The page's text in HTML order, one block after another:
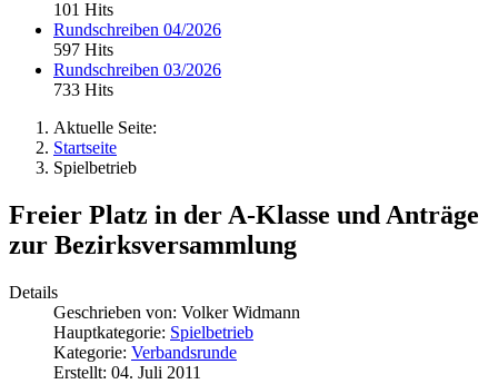
101 Hits
Rundschreiben 04/2026
597 Hits
Rundschreiben 03/2026
733 Hits
Aktuelle Seite:
Startseite
Spielbetrieb
Freier Platz in der A-Klasse und Anträge
zur Bezirksversammlung
Details
Geschrieben von: Volker Widmann
Hauptkategorie: Spielbetrieb
Kategorie: Verbandsrunde
Erstellt: 04. Juli 2011